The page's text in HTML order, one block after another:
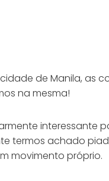
de Manila, as
na mesma!
interessante
termos achado
movimento próprio.